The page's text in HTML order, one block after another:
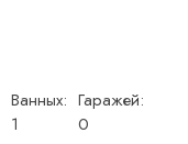
Ванных:
1
Гаражей:
0